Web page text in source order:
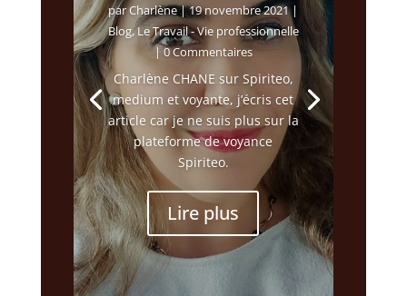
parCharlène|19 novembre 2021|
Blog,Le Travail - Vie professionnelle
| 0 Commentaires
Charlène CHANE sur Spiriteo,
medium et voyante, j’écris cet
article car je ne suis plus sur la
plateforme de voyance
Spiriteo.
Lire plus